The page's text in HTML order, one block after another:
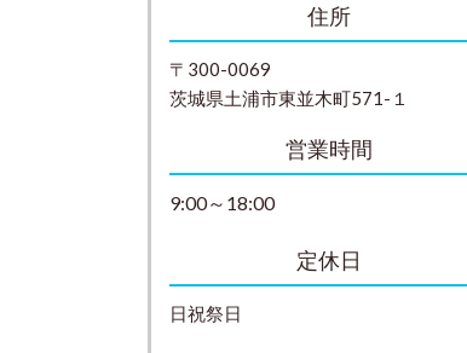
住所
〒300-0069
茨城県土浦市東並木町571-１
営業時間
9:00～18:00
定休日
日祝祭日